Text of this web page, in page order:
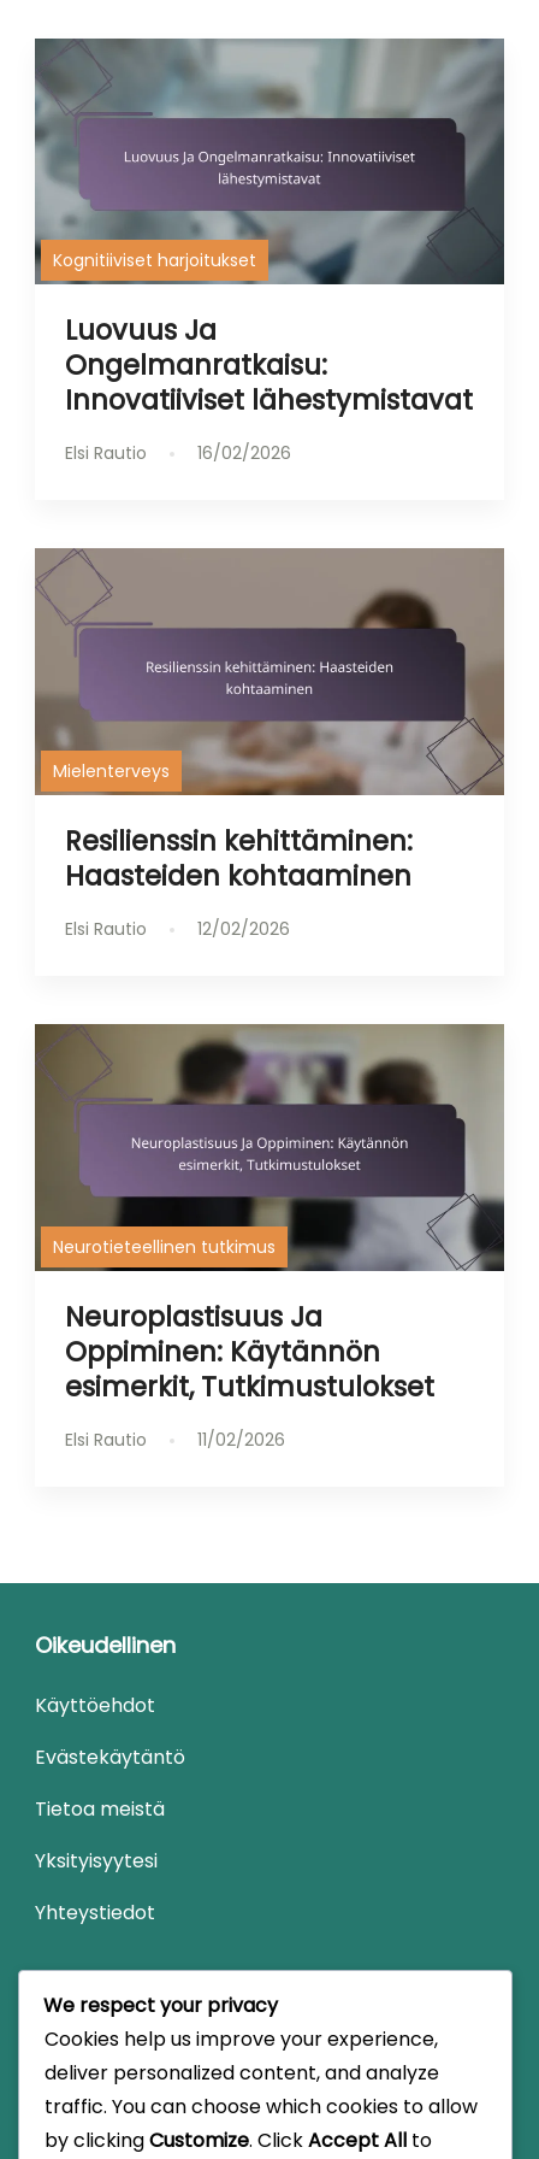
Kognitiiviset harjoitukset
Luovuus Ja
Ongelmanratkaisu:
Innovatiiviset lähestymistavat
Elsi Rautio 16/02/2026
Mielenterveys
Resilienssin kehittäminen:
Haasteiden kohtaaminen
Elsi Rautio 12/02/2026
Neurotieteellinen tutkimus
Neuroplastisuus Ja
Oppiminen: Käytännön
esimerkit, Tutkimustulokset
Elsi Rautio 11/02/2026
Oikeudellinen
Käyttöehdot
Evästekäytäntö
Tietoa meistä
Yksityisyytesi
Yhteystiedot
Haku
Looking
for
Something?
We respect your privacy
Cookies help us improve your experience,
deliver personalized content, and analyze
traffic. You can choose which cookies to allow
by clickingCustomize. ClickAccept All to